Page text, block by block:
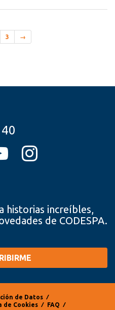
3 →
historias increíbles,
de CODESPA.
de Datos
⁄
de Cookies ⁄ FAQ
⁄